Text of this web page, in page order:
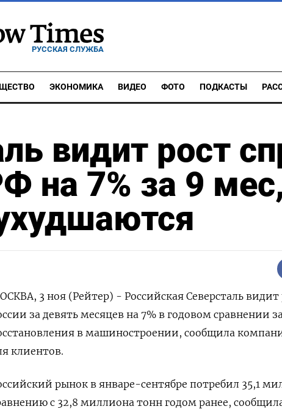
РУССКАЯ СЛУЖБА
ЭКОНОМИКА ВИДЕО ФОТО ПОДКАСТЫ
видит рост
на 7% за 9
3 ноя (Рейтер) - Российская Северсталь видит
за девять месяцев на 7% в годовом сравнении
в машиностроении, сообщила
клиентов.
рынок в январе-сентябре потребил 35,1
с 32,8 миллиона тонн годом ранее,